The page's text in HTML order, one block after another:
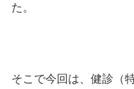
た。
そこで今回は、健診（